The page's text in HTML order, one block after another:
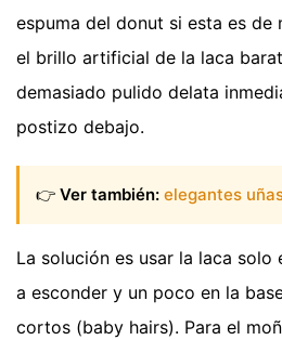
espuma del donut si esta es de
el brillo artificial de la laca
demasiado pulido delata
postizo debajo.
👉 Ver también: elegantes
La solución es usar la laca solo
a esconder y un poco en la
cortos (baby hairs). Para el